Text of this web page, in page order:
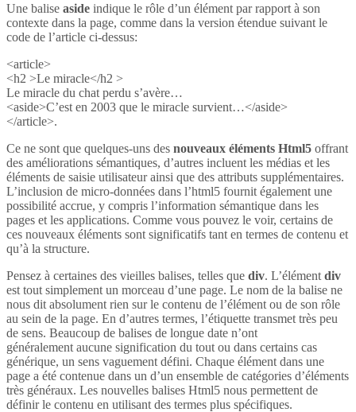
Une balise aside indique le rôle d’un élément par rapport à son
contexte dans la page, comme dans la version étendue suivant le
code de l’article ci-dessus:
<article>
<h2 >Le miracle</h2 >
Le miracle du chat perdu s’avère…
<aside>C’est en 2003 que le miracle survient…</aside>
</article>.
Ce ne sont que quelques-uns des nouveaux éléments Html5 offrant
des améliorations sémantiques, d’autres incluent les médias et les
éléments de saisie utilisateur ainsi que des attributs supplémentaires.
L’inclusion de micro-données dans l’html5 fournit également une
possibilité accrue, y compris l’information sémantique dans les
pages et les applications. Comme vous pouvez le voir, certains de
ces nouveaux éléments sont significatifs tant en termes de contenu et
qu’à la structure.
Pensez à certaines des vieilles balises, telles que div. L’élément div
est tout simplement un morceau d’une page. Le nom de la balise ne
nous dit absolument rien sur le contenu de l’élément ou de son rôle
au sein de la page. En d’autres termes, l’étiquette transmet très peu
de sens. Beaucoup de balises de longue date n’ont
généralement aucune signification du tout ou dans certains cas
générique, un sens vaguement défini. Chaque élément dans une
page a été contenue dans un d’un ensemble de catégories d’éléments
très généraux. Les nouvelles balises Html5 nous permettent de
définir le contenu en utilisant des termes plus spécifiques.